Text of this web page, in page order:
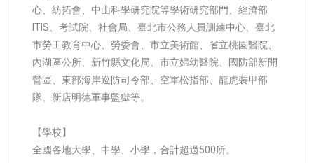
心、紡拓會、中山科學研究院等學術研究部門、經濟部
ITIS、考試院、社會局、臺北市公務人員訓練中心、臺北
市勞工教育中心、勞委會、市立美術館、省立桃園醫院、
內湖區公所、新竹縣文化局、市立婦幼醫院、國防部新開
營區、東部海岸巡防司令部、空軍松指部、龍虎裝甲部
隊、新店明德軍事監獄等。
【學校】
全國各地大學、中學、小學，合計超過500所。